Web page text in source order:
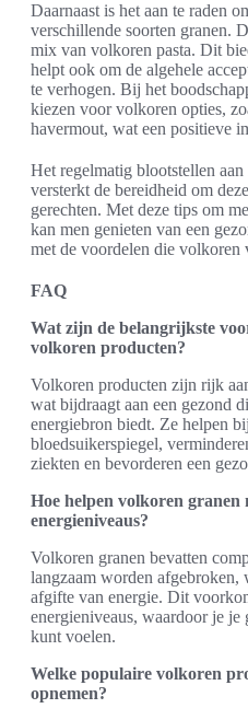
Daarnaast is het aan te raden
verschillende soorten granen.
mix van volkoren pasta. Dit
helpt ook om de algehele
te verhogen. Bij het
kiezen voor volkoren opties,
havermout, wat een positieve
Het regelmatig blootstellen
versterkt de bereidheid om
gerechten. Met deze tips om
kan men genieten van een
met de voordelen die volkoren
FAQ
Wat zijn de belangrijkste
volkoren producten?
Volkoren producten zijn rijk
wat bijdraagt aan een gezond
energiebron biedt. Ze helpen
bloedsuikerspiegel,
ziekten en bevorderen een
Hoe helpen volkoren granen
energieniveaus?
Volkoren granen bevatten
langzaam worden
afgifte van energie. Dit
energieniveaus, waardoor je je
kunt voelen.
Welke populaire volkoren
opnemen?